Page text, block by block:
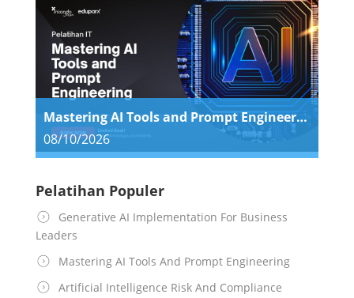
Mastering AI Tools and Prompt Engineering
08/10/2026
Pelatihan Populer
Generative AI Implementation For Business
Leaders
Mastering AI Tools And Prompt Engineering
Artificial Intelligence Risk And Compliance